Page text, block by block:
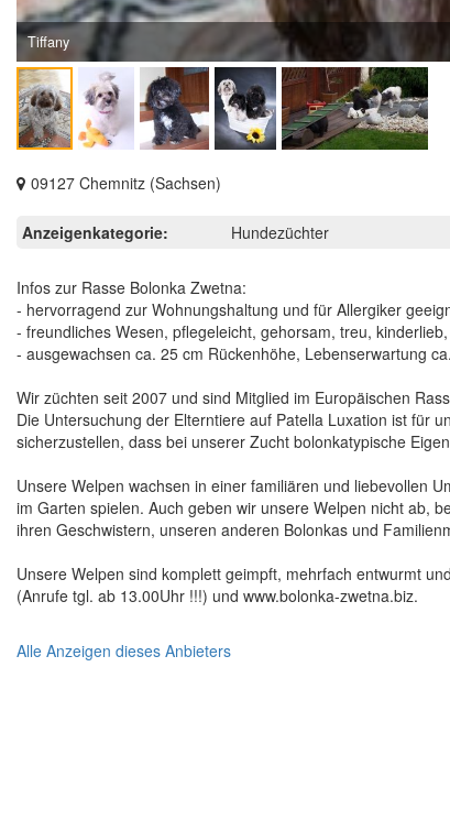
Tiffany
09127 Chemnitz (Sachsen)
Anzeigenkategorie: Hundezüchter
Infos zur Rasse Bolonka Zwetna:
- hervorragend zur Wohnungshaltung und für Allergiker
- freundliches Wesen, pflegeleicht, gehorsam, treu,
- ausgewachsen ca. 25 cm Rückenhöhe, Lebenserwartung
Wir züchten seit 2007 und sind Mitglied im Europäischen
Die Untersuchung der Elterntiere auf Patella Luxation ist für
sicherzustellen, dass bei unserer Zucht bolonkatypische
Unsere Welpen wachsen in einer familiären und liebevollen
im Garten spielen. Auch geben wir unsere Welpen nicht ab,
ihren Geschwistern, unseren anderen Bolonkas und
Unsere Welpen sind komplett geimpft, mehrfach entwurmt
(Anrufe tgl. ab 13.00Uhr !!!) und www.bolonka-zwetna.biz.
Alle Anzeigen dieses Anbieters